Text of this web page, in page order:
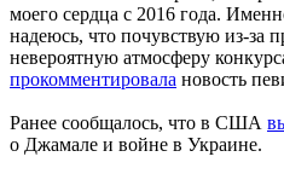
моего сердца с 2016 года.
надеюсь, что почувствую из-за
невероятную атмосферу
прокомментировала новость
Ранее сообщалось, что в США
о Джамале и войне в Украине.